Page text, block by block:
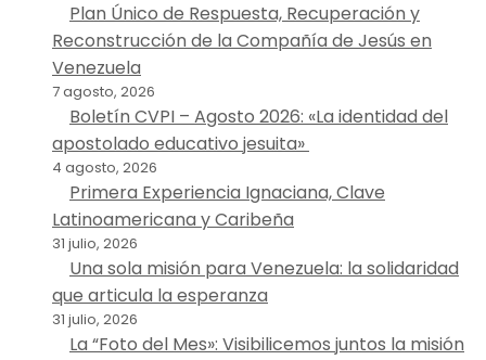
Plan Único de Respuesta, Recuperación y
Reconstrucción de la Compañía de Jesús en
Venezuela
7 agosto, 2026
Boletín CVPI – Agosto 2026: «La identidad del
apostolado educativo jesuita»
4 agosto, 2026
Primera Experiencia Ignaciana, Clave
Latinoamericana y Caribeña
31 julio, 2026
Una sola misión para Venezuela: la solidaridad
que articula la esperanza
31 julio, 2026
La “Foto del Mes»: Visibilicemos juntos la misión